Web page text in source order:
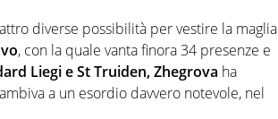
diverse possibilità per vestire la maglia
, con la quale vanta finora 34 presenze e
Liegi e St Truiden, Zhegrova ha
a un esordio davvero notevole, nel